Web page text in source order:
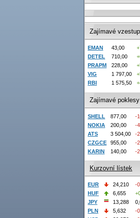
Zajímavé
EMAN 43,00
DETEL
710,00
PRAPM
228,00
VIG
1 797,00
RBI
1 575,50
Zajímavé poklesy
SHELL 877,00
-
NOKIA
200,00
-
ATS
3 504,00
-
CZGCE
955,00
-
KARIN
140,00 -
Kurzovní lístek
EUR 24,210
-
HUF
6,655
JPY
13,288
PLN
5,632
-